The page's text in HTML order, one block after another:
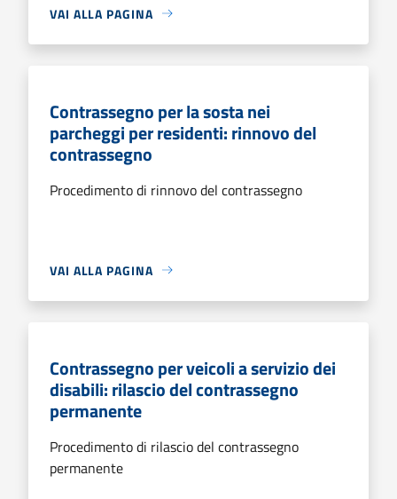
VAI ALLA PAGINA
Contrassegno per la sosta nei
parcheggi per residenti: rinnovo del
contrassegno
Procedimento di rinnovo del contrassegno
VAI ALLA PAGINA
Contrassegno per veicoli a servizio dei
disabili: rilascio del contrassegno
permanente
Procedimento di rilascio del contrassegno
permanente